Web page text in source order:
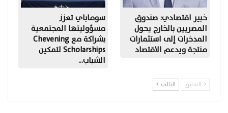
خبير اقتصادي: صندوق
المصريين بالخارج يحول
المدخرات إلى استثمارات
منتجة ويدعم الاقتصاد
سوماباي تعزز
مسؤوليتها المجتمعية
بشراكة مع Chevening
Scholarships لتمكين
الشباب…
السابق التالي